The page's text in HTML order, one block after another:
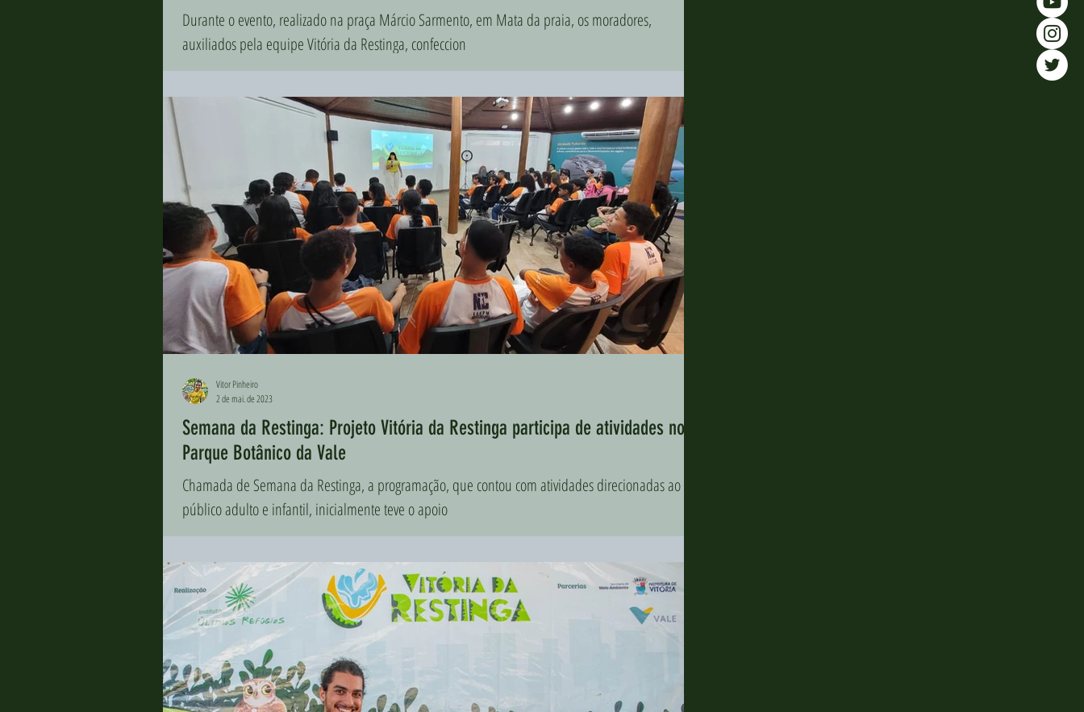
Durante o evento, realizado na praça Márcio Sarmento, em Mata da praia, os moradores,
auxiliados pela equipe Vitória da Restinga, confeccion
Semana da Restinga: Projeto Vitória da Restinga participa de atividades no
Parque Botânico da Vale
Chamada de Semana da Restinga, a programação, que contou com atividades direcionadas ao
público adulto e infantil, inicialmente teve o apoio
Vitor Pinheiro
2 de mai. de 2023